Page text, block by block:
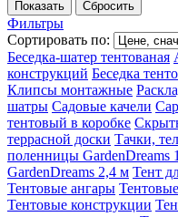
Фильтры
Сортировать по:
Беседка-шатер тентованая
конструкций Беседка
Клипсы монтажные
шатры Садовые качели
тентовый в коробке
террасной доски Тачки,
поленницы GardenDreams
GardenDreams 2,4 м Тент
Тентовые ангары
Тентовые конструкции